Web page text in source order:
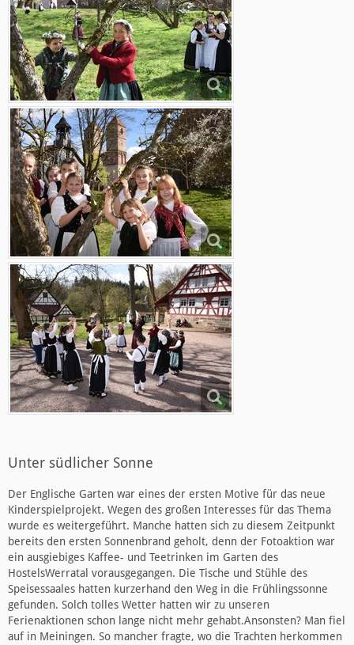
Unter südlicher Sonne
Der Englische Garten war eines der ersten Motive für das neue
Kinderspielprojekt. Wegen des großen Interesses für das Thema
wurde es weitergeführt. Manche hatten sich zu diesem Zeitpunkt
bereits den ersten Sonnenbrand geholt, denn der Fotoaktion war
ein ausgiebiges Kaffee- und Teetrinken im Garten des
HostelsWerratal vorausgegangen. Die Tische und Stühle des
Speisessaales hatten kurzerhand den Weg in die Frühlingssonne
gefunden. Solch tolles Wetter hatten wir zu unseren
Ferienaktionen schon lange nicht mehr gehabt.Ansonsten? Man fiel
auf in Meiningen. So mancher fragte, wo die Trachten herkommen